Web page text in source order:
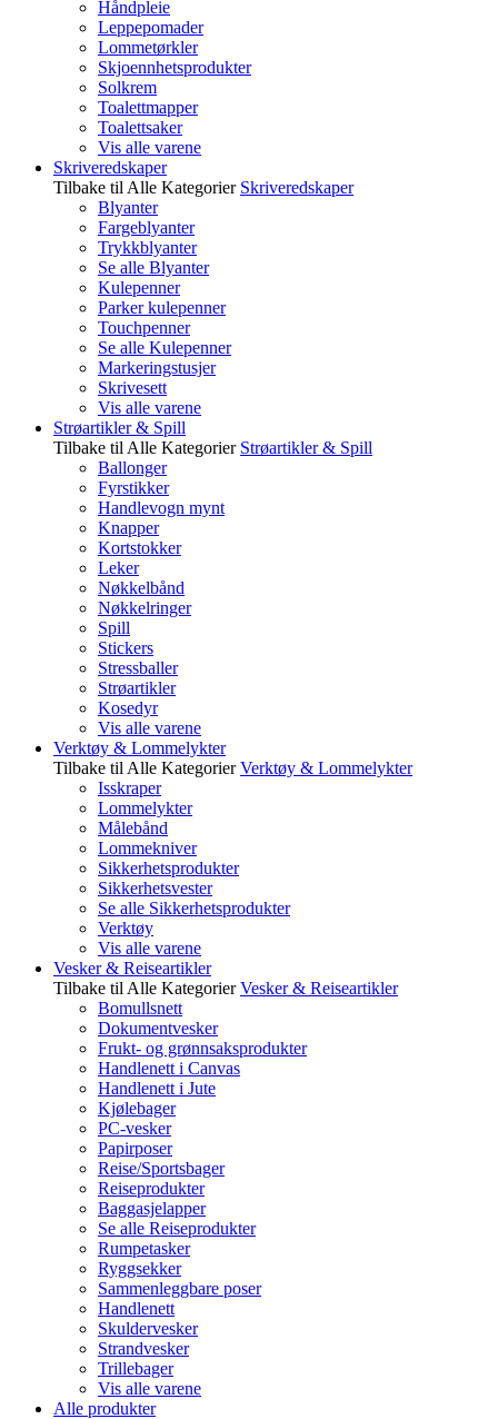
Håndpleie
Leppepomader
Lommetørkler
Skjoennhetsprodukter
Solkrem
Toalettmapper
Toalettsaker
Vis alle varene
Skriveredskaper
Tilbake til Alle Kategorier Skriveredskaper
Blyanter
Fargeblyanter
Trykkblyanter
Se alle Blyanter
Kulepenner
Parker kulepenner
Touchpenner
Se alle Kulepenner
Markeringstusjer
Skrivesett
Vis alle varene
Strøartikler & Spill
Tilbake til Alle Kategorier Strøartikler & Spill
Ballonger
Fyrstikker
Handlevogn mynt
Knapper
Kortstokker
Leker
Nøkkelbånd
Nøkkelringer
Spill
Stickers
Stressballer
Strøartikler
Kosedyr
Vis alle varene
Verktøy & Lommelykter
Tilbake til Alle Kategorier Verktøy & Lommelykter
Isskraper
Lommelykter
Målebånd
Lommekniver
Sikkerhetsprodukter
Sikkerhetsvester
Se alle Sikkerhetsprodukter
Verktøy
Vis alle varene
Vesker & Reiseartikler
Tilbake til Alle Kategorier Vesker & Reiseartikler
Bomullsnett
Dokumentvesker
Frukt- og grønnsaksprodukter
Handlenett i Canvas
Handlenett i Jute
Kjølebager
PC-vesker
Papirposer
Reise/Sportsbager
Reiseprodukter
Baggasjelapper
Se alle Reiseprodukter
Rumpetasker
Ryggsekker
Sammenleggbare poser
Handlenett
Skuldervesker
Strandvesker
Trillebager
Vis alle varene
Alle produkter